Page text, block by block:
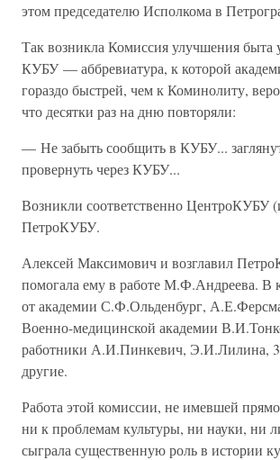
этом председателю Исполкома в
Так возникла Комиссия улучшения
КУБУ — аббревиатура, к которой
гораздо быстрей, чем к Коминолиту,
что десятки раз на дню повторяли:
— Не забыть сообщить в КУБУ...
провернуть через КУБУ...
Возникли соответственно
ПетроКУБУ.
Алексей Максимович и возглавил
помогала ему в работе М.Ф.Андреева. В
от академии С.Ф.Ольденбург,
Военно-медицинской академии
работники А.И.Пинкевич, Э.И.Лилина,
другие.
Работа этой комиссии, не имевшей
ни к проблемам культуры, ни науки, ни
сыграла существенную роль в истории